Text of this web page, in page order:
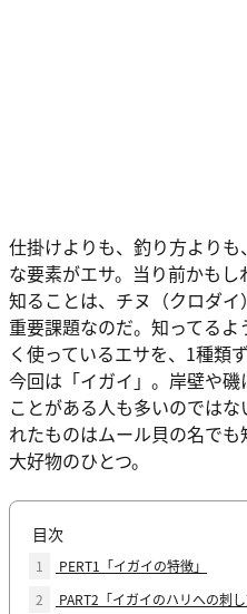
仕掛けよりも、釣り方より
な要素がエサ。当り前かも
知ることは、チヌ（クロダ
重要課題なのだ。知ってる
く使っているエサを、1種類
今回は「イガイ」。岸壁や
ことがある人も多いのでは
れたものはムール貝の名で
大好物のひとつ。
目次
1
PERT1「イガイの特徴」
2
PART2「イガイのハリへの刺